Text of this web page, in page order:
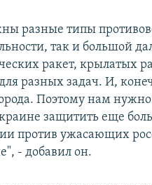
разные типы
так и большой
ракет, крылатых
разных задач. И,
Поэтому нам
защитить еще
против ужасающих
- добавил он.